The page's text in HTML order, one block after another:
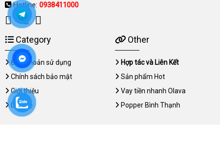
Hotline: 0938411000
Category
Điều khoản sử dụng
Chính sách bảo mật
Giới thiệu
Liên hệ
Other
Hợp tác và Liên Kết
Sản phẩm Hot
Vay tiền nhanh Olava
Popper Bình Thạnh